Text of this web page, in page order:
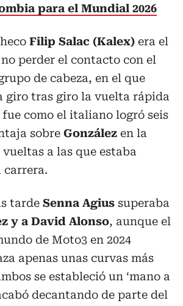
para el Mundial 2026
Filip Salac (Kalex) era el
perder el contacto con el
de cabeza, en el que
giro tras giro la vuelta rápida
como el italiano logró seis
sobre González en la
vueltas a las que estaba
carrera.
tarde Senna Agius superaba
y a David Alonso, aunque el
de Moto3 en 2024
apenas unas curvas más
se estableció un ‘mano a
decantando de parte del